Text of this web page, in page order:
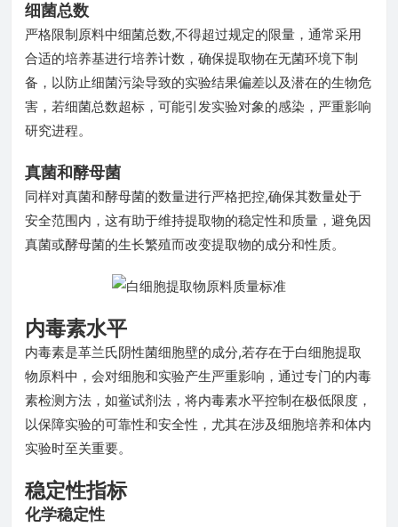
细菌总数
严格限制原料中细菌总数,不得超过规定的限量，通常采用
合适的培养基进行培养计数，确保提取物在无菌环境下制
备，以防止细菌污染导致的实验结果偏差以及潜在的生物危
害，若细菌总数超标，可能引发实验对象的感染，严重影响
研究进程。
真菌和酵母菌
同样对真菌和酵母菌的数量进行严格把控,确保其数量处于
安全范围内，这有助于维持提取物的稳定性和质量，避免因
真菌或酵母菌的生长繁殖而改变提取物的成分和性质。
内毒素水平
内毒素是革兰氏阴性菌细胞壁的成分,若存在于白细胞提取
物原料中，会对细胞和实验产生严重影响，通过专门的内毒
素检测方法，如鲎试剂法，将内毒素水平控制在极低限度，
以保障实验的可靠性和安全性，尤其在涉及细胞培养和体内
实验时至关重要。
稳定性指标
化学稳定性